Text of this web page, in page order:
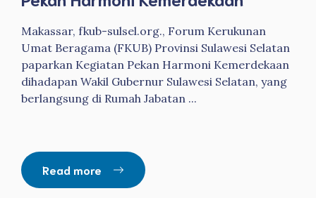
Makassar, fkub-sulsel.org., Forum Kerukunan
Umat Beragama (FKUB) Provinsi Sulawesi Selatan
paparkan Kegiatan Pekan Harmoni Kemerdekaan
dihadapan Wakil Gubernur Sulawesi Selatan, yang
berlangsung di Rumah Jabatan ...
Read more